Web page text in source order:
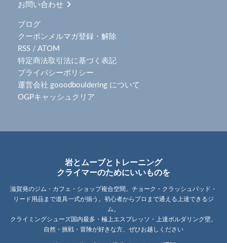
お問い合わせ
ブログ
クーポンメルマガ登録・解除
RSS / ATOM
特定商法取引法に基づく表記
プライバシーポリシー
運営会社 gooodbouldering について
OGPキャッシュクリア
岩とムーブとトレーニング
クライマーのためにいいものを
滋賀発のジム・カフェ・ショップ複合空間。チョーク・クラッシュパッド・
リード用品まで道具一式が揃う。初心者からプロまで通える上達できるジ
ム。
クライミングシューズ国内最多・極上エスプレッソ・上達ボルダリング壁。
自然・挑戦・冒険が好きな方、ぜひお越しください